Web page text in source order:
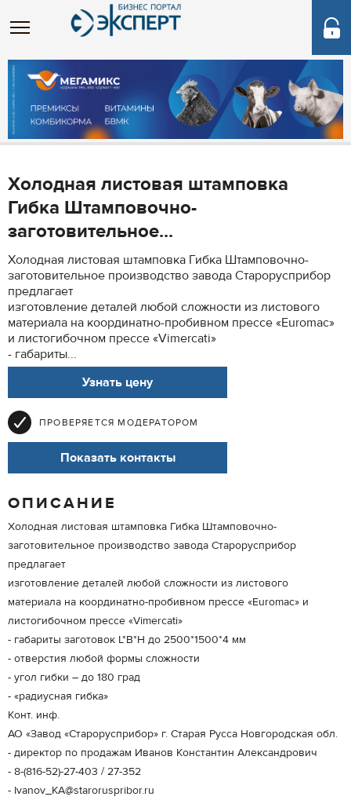
Холодная листовая штамповка
Гибка Штамповочно-
заготовительное...
Холодная листовая штамповка Гибка Штамповочно-
заготовительное производство завода Старорусприбор
предлагает
изготовление деталей любой сложности из листового
материала на координатно-пробивном прессе «Euromac»
и листогибочном прессе «Vimerсati»
- габариты...
Узнать цену
ПРОВЕРЯЕТСЯ МОДЕРАТОРОМ
Показать контакты
ОПИСАНИЕ
Холодная листовая штамповка Гибка Штамповочно-
заготовительное производство завода Старорусприбор
предлагает
изготовление деталей любой сложности из листового
материала на координатно-пробивном прессе «Euromac» и
листогибочном прессе «Vimerсati»
- габариты заготовок L*B*H до 2500*1500*4 мм
- отверстия любой формы сложности
- угол гибки – до 180 град
- «радиусная гибка»
Конт. инф.
АО «Завод «Старорусприбор» г. Старая Русса Новгородская обл.
- директор по продажам Иванов Константин Александрович
- 8-(816-52)-27-403 / 27-352
- Ivanov_KA@staroruspribor.ru